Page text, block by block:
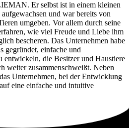
Er selbst ist in einem kleinen
und war bereits von
umgeben. Vor allem durch seine
wie viel Freude und Liebe ihm
bescheren. Das Unternehmen habe
gegründet, einfache und
entwickeln, die Besitzer und Haustiere
weiter zusammenschweißt. Neben
Unternehmen, bei der Entwicklung
eine einfache und intuitive